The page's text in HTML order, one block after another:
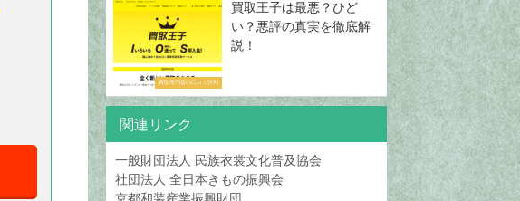
買取専門店の口コミ評判
買取王子は最悪？ひど
い？悪評の真実を徹底解
説！
関連リンク
一般財団法人 民族衣裳文化普及協会
社団法人 全日本きもの振興会
京都和装産業振興財団